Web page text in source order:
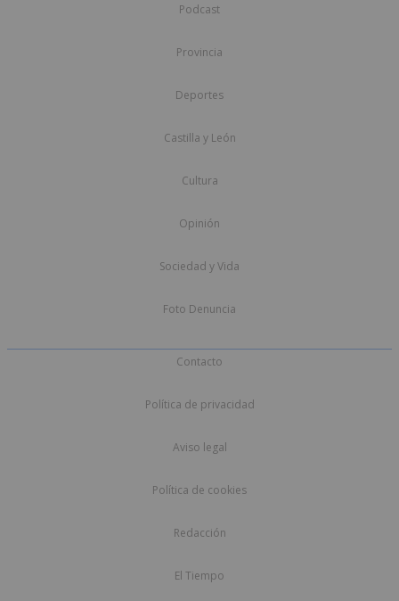
Podcast
Provincia
Deportes
Castilla y León
Cultura
Opinión
Sociedad y Vida
Foto Denuncia
Contacto
Política de privacidad
Aviso legal
Política de cookies
Redacción
El Tiempo